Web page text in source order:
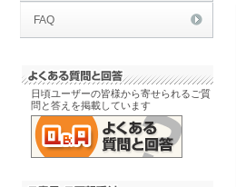
FAQ
日頃ユーザーの皆様から寄せられるご質
問と答えを掲載しています